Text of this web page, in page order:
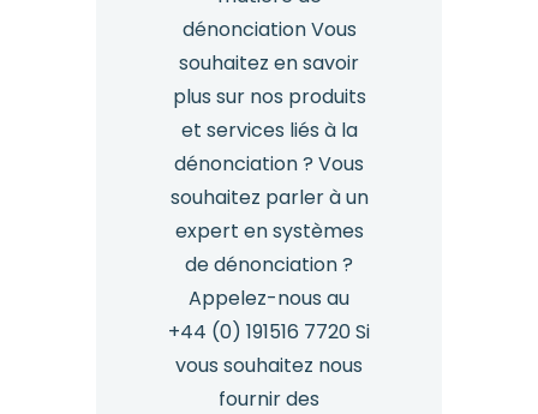
dénonciation Vous
souhaitez en savoir
plus sur nos produits
et services liés à la
dénonciation ? Vous
souhaitez parler à un
expert en systèmes
de dénonciation ?
Appelez-nous au
+44 (0) 191516 7720 Si
vous souhaitez nous
fournir des